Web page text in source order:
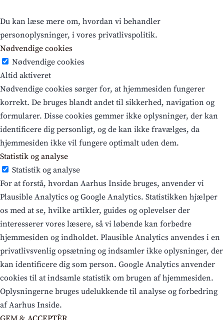
Du kan læse mere om, hvordan vi behandler
personoplysninger, i vores privatlivspolitik.
Nødvendige cookies
Nødvendige cookies
Altid aktiveret
Nødvendige cookies sørger for, at hjemmesiden fungerer
korrekt. De bruges blandt andet til sikkerhed, navigation og
formularer. Disse cookies gemmer ikke oplysninger, der kan
identificere dig personligt, og de kan ikke fravælges, da
hjemmesiden ikke vil fungere optimalt uden dem.
Statistik og analyse
Statistik og analyse
For at forstå, hvordan Aarhus Inside bruges, anvender vi
Plausible Analytics og Google Analytics. Statistikken hjælper
os med at se, hvilke artikler, guides og oplevelser der
interesserer vores læsere, så vi løbende kan forbedre
hjemmesiden og indholdet. Plausible Analytics anvendes i en
privatlivsvenlig opsætning og indsamler ikke oplysninger, der
kan identificere dig som person. Google Analytics anvender
cookies til at indsamle statistik om brugen af hjemmesiden.
Oplysningerne bruges udelukkende til analyse og forbedring
af Aarhus Inside.